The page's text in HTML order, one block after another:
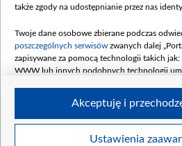
także zgody na udostępnianie przez nas
Twoje dane osobowe zbierane podczas
poszczególnych serwisów zwanych dalej
zapisywane za pomocą technologii takich
WWW lub innych podobnych technologii
Twoje dane osobowe zbierane podczas
Ustawienia
Akceptuję i